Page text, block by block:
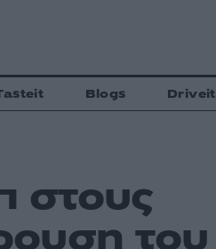
Blogs Driveit
στους
του